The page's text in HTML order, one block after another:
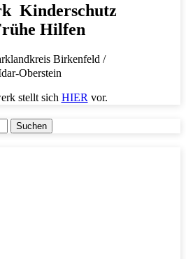
Kinderschutz
Hilfen
Birkenfeld /
Oberstein
stellt sich HIERvor.